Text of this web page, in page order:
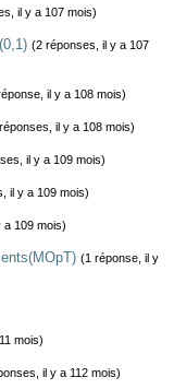
il y a 107 mois)
(2 réponses, il y a 107
il y a 108 mois)
il y a 108 mois)
il y a 109 mois)
il y a 109 mois)
a 109 mois)
(1 réponse, il y
mois)
il y a 112 mois)